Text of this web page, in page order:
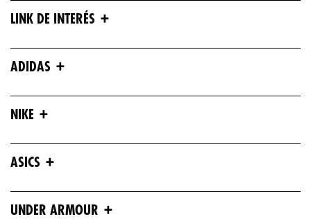
LINK DE INTERÉS +
ADIDAS +
NIKE +
ASICS +
UNDER ARMOUR +